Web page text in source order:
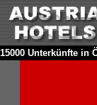
15000 Unterkünfte in